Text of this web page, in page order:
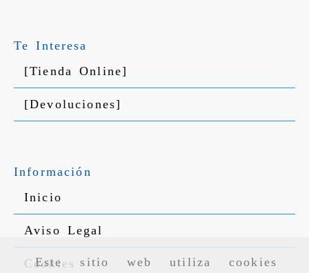
Este sitio web utiliza cookies
Te Interesa
[Tienda Online]
[Devoluciones]
Información
Inicio
Aviso Legal
Cookies